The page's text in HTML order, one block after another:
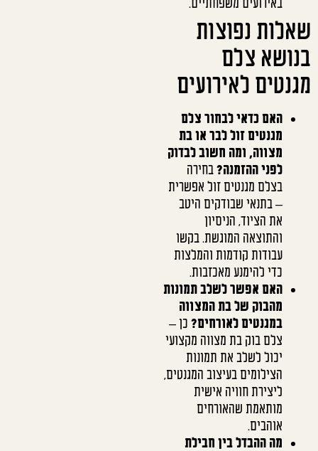
באירועים משפחתיים.
שאלות נפוצות
בנושא צלם
מגנטים לאירועים
האם כדאי לבחור צלם
מגנטים זול לבר או בת
מצווה, ומה חשוב לבדוק
לפני ההזמנה?בחירה
בצלם מגנטים זול אפשרית
– בתנאי שבודקים היטב
את הציוד, הניסיון
והתוצאה המוגשת. בקשו
עבודות קודמות והמלצות
כדי להימנע מאכזבות.
האם אפשר לשלב תמונות
מהבוק של בת המצווה
במגנטים לאורחים? כן –
צלם בוק בת מצווה מקצועי
יכול לשלב את תמונות
הצילומים בעיצוב המגנטים,
ליצירת חוויה אישית
מותאמת שהאורחים
אוהבים.
מה ההבדל בין חבילת